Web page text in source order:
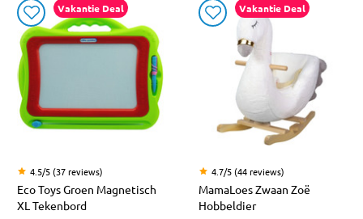
Vakantie Deal
4.5/5 (37 reviews)
Eco Toys Groen Magnetisch
XL Tekenbord
Vakantie Deal
4.7/5 (44 reviews)
MamaLoes Zwaan Zoë
Hobbeldier